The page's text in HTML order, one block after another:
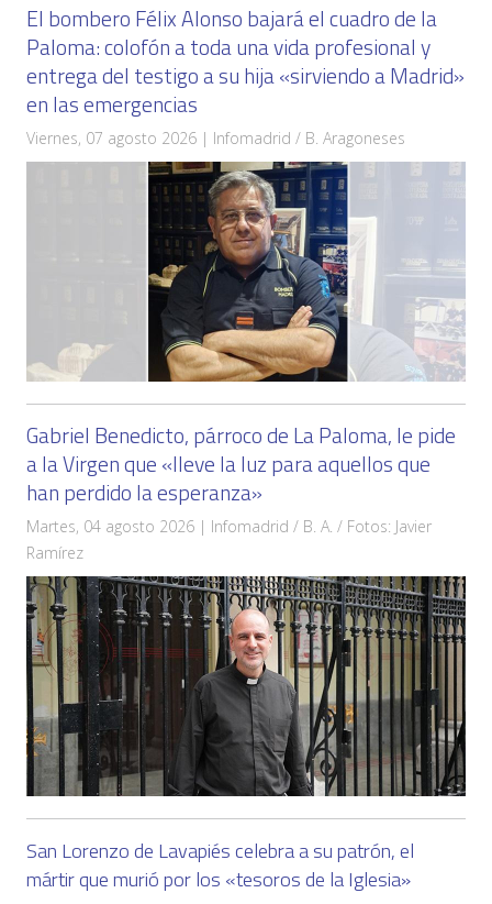
El bombero Félix Alonso bajará el cuadro de la
Paloma: colofón a toda una vida profesional y
entrega del testigo a su hija «sirviendo a Madrid»
en las emergencias
Viernes, 07 agosto 2026 | Infomadrid / B. Aragoneses
Gabriel Benedicto, párroco de La Paloma, le pide
a la Virgen que «lleve la luz para aquellos que
han perdido la esperanza»
Martes, 04 agosto 2026 | Infomadrid / B. A. / Fotos: Javier
Ramírez
San Lorenzo de Lavapiés celebra a su patrón, el
mártir que murió por los «tesoros de la Iglesia»